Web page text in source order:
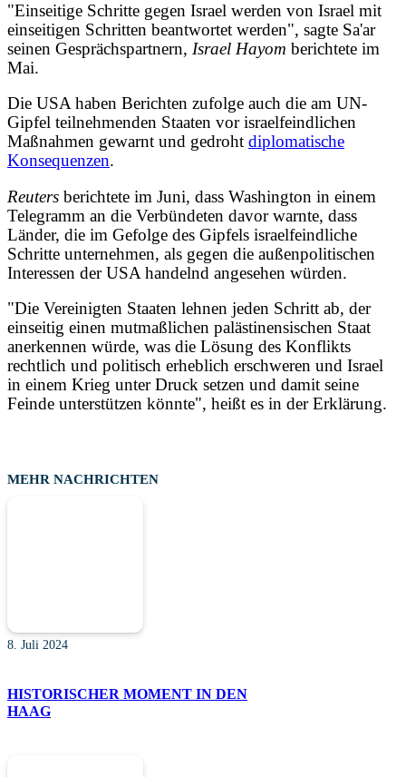
"Einseitige Schritte gegen Israel werden von Israel mit
einseitigen Schritten beantwortet werden", sagte Sa'ar
seinen Gesprächspartnern, Israel Hayom berichtete im
Mai.
Die USA haben Berichten zufolge auch die am UN-
Gipfel teilnehmenden Staaten vor israelfeindlichen
Maßnahmen gewarnt und gedroht diplomatische
Konsequenzen.
Reuters berichtete im Juni, dass Washington in einem
Telegramm an die Verbündeten davor warnte, dass
Länder, die im Gefolge des Gipfels israelfeindliche
Schritte unternehmen, als gegen die außenpolitischen
Interessen der USA handelnd angesehen würden.
"Die Vereinigten Staaten lehnen jeden Schritt ab, der
einseitig einen mutmaßlichen palästinensischen Staat
anerkennen würde, was die Lösung des Konflikts
rechtlich und politisch erheblich erschweren und Israel
in einem Krieg unter Druck setzen und damit seine
Feinde unterstützen könnte", heißt es in der Erklärung.
MEHR NACHRICHTEN
8. Juli 2024
HISTORISCHER MOMENT IN DEN
HAAG